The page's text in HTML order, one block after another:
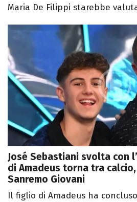
Maria De Filippi starebbe
José Sebastiani svolta con
di Amadeus torna tra
Sanremo Giovani
Il figlio di Amadeus ha